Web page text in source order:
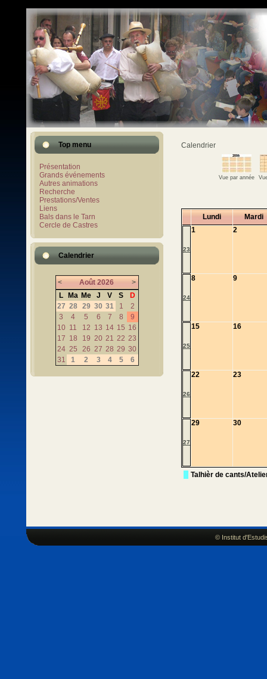
Top menu
Présentation
Grands événements
Autres animations
Recherche
Prestations/Ventes
Liens
Bals dans le Tarn
Cercle de Castres
Calendrier
< Août 2026
>
L
Ma Me J V S
D
27 28 29 30 31 1
2
3
4 5 6 7 8
9
10 11 12 13 14 15 16
17 18 19 20 21 22 23
24 25 26 27 28 29 30
31
1 2 3 4 5 6
Calendrier
Vue par année
Lundi Mardi
23
1 2
24
8 9
25
15 16
26
22 23
27
29 30
Talhièr de cants/
© Institut